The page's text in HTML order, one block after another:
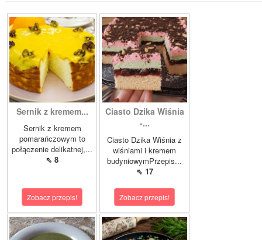
Sernik z kremem...
Sernik z kremem
pomarańczowym to
połączenie delikatnej,...
⇖ 8
Zobacz przepis!
Ciasto Dzika Wiśnia
-...
Ciasto Dzika Wiśnia z
wiśniami i kremem
budyniowymPrzepis...
⇖ 17
Zobacz przepis!